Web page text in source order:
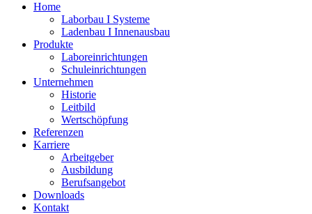
Home
Laborbau I Systeme
Ladenbau I Innenausbau
Produkte
Laboreinrichtungen
Schuleinrichtungen
Unternehmen
Historie
Leitbild
Wertschöpfung
Referenzen
Karriere
Arbeitgeber
Ausbildung
Berufsangebot
Downloads
Kontakt